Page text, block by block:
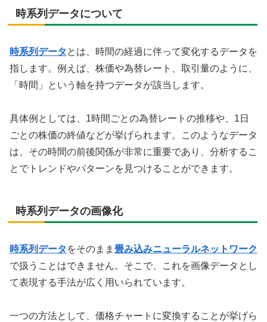
時系列データについて
時系列データ とは、時間の経過に伴って変化するデータを
指します。例えば、株価や為替レート、取引量のように、
「時間」という軸を持つデータが該当します。
具体例としては、1時間ごとの為替レートの推移や、1日
ごとの株価の終値などが挙げられます。このようなデータ
は、その時間の前後関係が非常に重要であり、分析するこ
とでトレンドやパターンを見つけることができます。
時系列データの画像化
時系列データ をそのまま 畳み込みニューラルネットワーク
で扱うことはできません。そこで、これを画像データとし
て表現する手法が広く用いられています。
一つの方法として、価格チャートに変換することが挙げら